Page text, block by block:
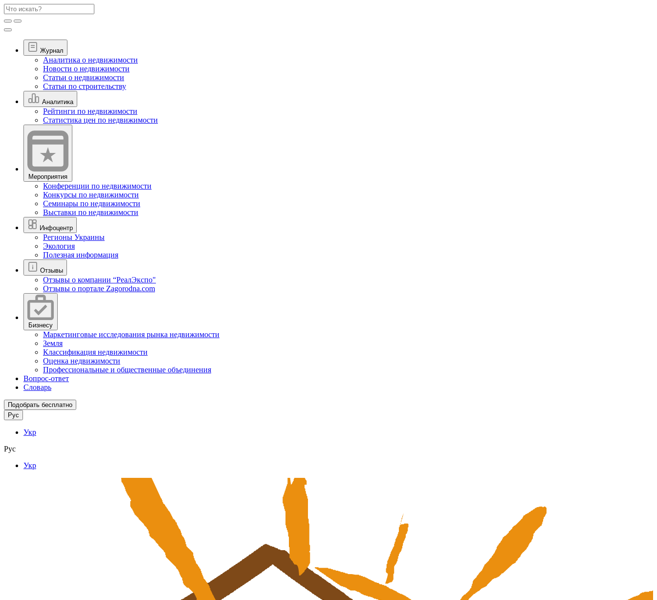
Журнал
Аналитика о недвижимости
Новости о недвижимости
Статьи о недвижимости
Статьи по строительству
Аналитика
Рейтинги по недвижимости
Статистика цен по недвижимости
Мероприятия
Конференции по недвижимости
Конкурсы по недвижимости
Семинары по недвижимости
Выставки по недвижимости
Инфоцентр
Регионы Украины
Экология
Полезная информация
Отзывы
Отзывы о компании “РеалЭкспо"
Отзывы о портале Zagorodna.com
Бизнесу
Маркетинговые исследования рынка недвижимости
Земля
Классификация недвижимости
Оценка недвижимости
Профессиональные и общественные объединения
Вопрос-ответ
Словарь
Подобрать бесплатно
Рус
Укр
Рус
Укр